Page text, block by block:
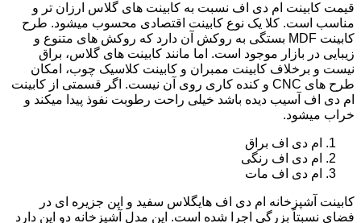
قیمت کابینت ام دی اف نسبت به کابینت های گلاس ارزان تر و
مناسب است. کلا یک نوع کابینت اقتصادی محسوب میشود. طرح
کابینت MDF بستگی به روکش آن دارد که روکش های متنوع و
زیبایی در بازار موجود است. اما مانند کابینت های گلاس، براق
نیست و برخلاف کابینت ممبران و کابینت کلاسیک چوب، امکان
طرح های CNC و کنده کاری روی آن نیست. اگر قسمتی از کابینت
ام دی اف آسیب دیده باشد خیلی راحت رطوبت نفوذ پیدا میکند و
خراب میشود.
ام دی اف براق
ام دی اف رنگی
ام دی اف مات
کابینت آشپزخانه ام دی اف هایگلاس سفید و اپن جزیره ای در
فضای نسبتاً بزرگی اجرا شده است. این مدل آشپزخانه دو اپن دارد